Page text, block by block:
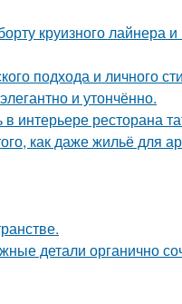
круизного лайнера
подхода и личного
и утончённо.
ресторана
как даже жильё для
детали органично